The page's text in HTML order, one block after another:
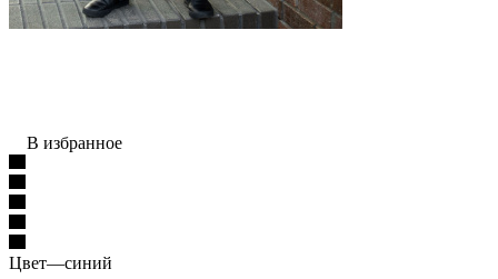
В избранное
Цвет—синий